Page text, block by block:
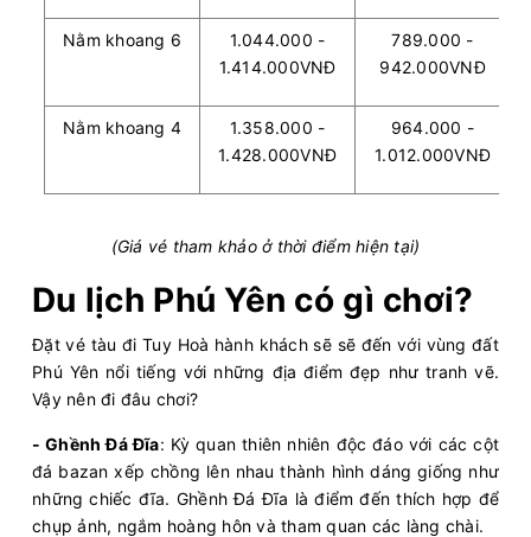
Nằm khoang 6
1.044.000 -
1.414.000VNĐ
789.000 -
942.000VNĐ
Nằm khoang 4
1.358.000 -
1.428.000VNĐ
964.000 -
1.012.000VNĐ
(Giá vé tham khảo ở thời điểm hiện tại)
Du lịch Phú Yên có gì chơi?
Đặt vé tàu đi Tuy Hoà hành khách sẽ sẽ đến với vùng đất
Phú Yên nổi tiếng với những địa điểm đẹp như tranh vẽ.
Vậy nên đi đâu chơi?
- Ghềnh Đá Đĩa: Kỳ quan thiên nhiên độc đáo với các cột
đá bazan xếp chồng lên nhau thành hình dáng giống như
những chiếc đĩa. Ghềnh Đá Đĩa là điểm đến thích hợp để
chụp ảnh, ngắm hoàng hôn và tham quan các làng chài.